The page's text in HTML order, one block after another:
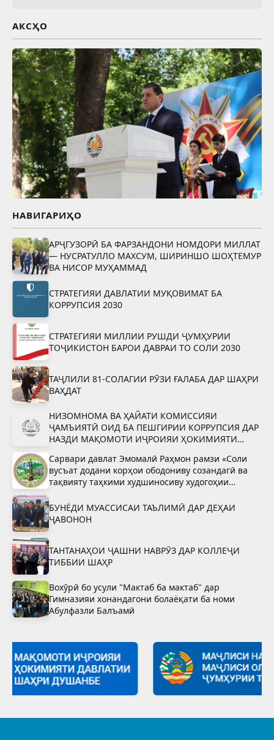
АКСҲО
НАВИГАРИҲО
АРҶГУЗОРӢ БА ФАРЗАНДОНИ НОМДОРИ МИЛЛАТ
— НУСРАТУЛЛО МАХСУМ, ШИРИНШО ШОҲТЕМУР
ВА НИСОР МУҲАММАД
СТРАТЕГИЯИ ДАВЛАТИИ МУҚОВИМАТ БА
КОРРУПСИЯ 2030
СТРАТЕГИЯИ МИЛЛИИ РУШДИ ҶУМҲУРИИ
ТОҶИКИСТОН БАРОИ ДАВРАИ ТО СОЛИ 2030
ТАҶЛИЛИ 81-СОЛАГИИ РӮЗИ ҒАЛАБА ДАР ШАҲРИ
ВАҲДАТ
НИЗОМНОМА ВА ҲАЙАТИ КОМИССИЯИ
ҶАМЪИЯТӢ ОИД БА ПЕШГИРИИ КОРРУПСИЯ ДАР
НАЗДИ МАҚОМОТИ ИҶРОИЯИ ҲОКИМИЯТИ
Сарвари давлат Эмомалӣ Раҳмон рамзи «Соли
вусъат додани корҳои ободониву созандагӣ ва
тақвияту таҳкими худшиносиву худогоҳии
БУНЁДИ МУАССИСАИ ТАЪЛИМӢ ДАР ДЕҲАИ
ҶАВОНОН
ТАНТАНАҲОИ ҶАШНИ НАВРӮЗ ДАР КОЛЛЕҶИ
ТИББИИ ШАҲР
Вохӯрӣ бо усули "Мактаб ба мактаб" дар
Гимназияи хонандагони болаёқати ба номи
Абулфазли Балъамӣ